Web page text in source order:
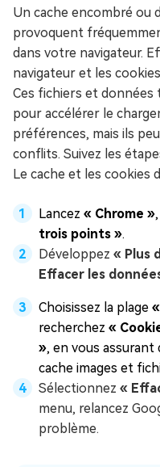
Un cache encombré ou
provoquent
dans votre navigateur.
navigateur et les
Ces fichiers et
pour accélérer le
préférences, mais ils
conflits. Suivez les
Le cache et les cookies
Lancez « Chrome »
trois points ».
Développez « Plus
Effacer les
Choisissez la plage
recherchez «
», en vous assurant
cache images et
Sélectionnez «
menu, relancez
problème.